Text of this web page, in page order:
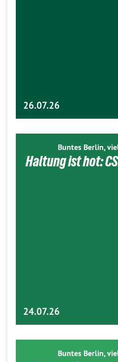
26.07.26
Buntes Berlin,
Haltung ist hot:
24.07.26
Buntes Berlin,